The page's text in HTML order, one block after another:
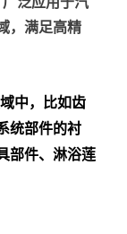
，满足高精
中，比如齿
统部件的衬
部件、淋浴莲